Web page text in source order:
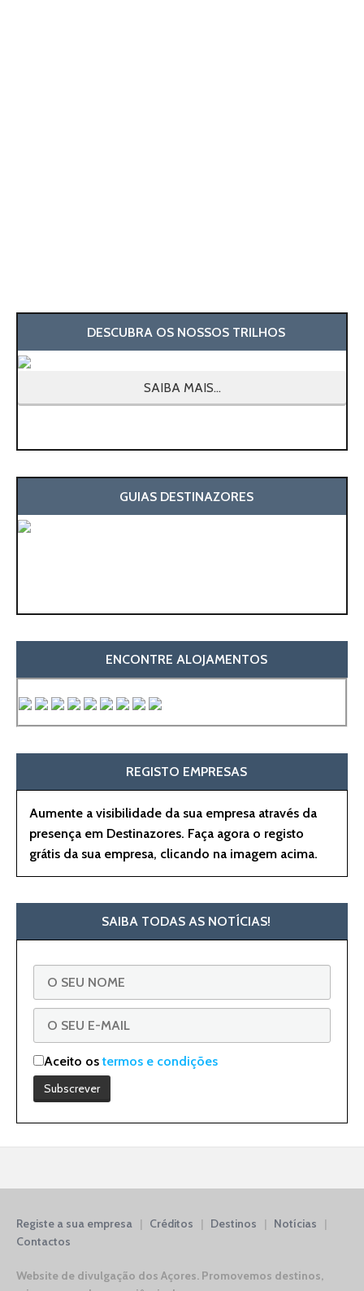
DESCUBRA OS NOSSOS TRILHOS
SAIBA MAIS...
GUIAS DESTINAZORES
ENCONTRE ALOJAMENTOS
REGISTO EMPRESAS
Aumente a visibilidade da sua empresa através da
presença em Destinazores. Faça agora o registo
grátis da sua empresa, clicando na imagem acima.
SAIBA TODAS AS NOTÍCIAS!
Aceito ostermos e condições
Registe a sua empresa | Créditos | Destinos | Notícias |
Contactos
Website de divulgação dos Açores. Promovemos destinos,